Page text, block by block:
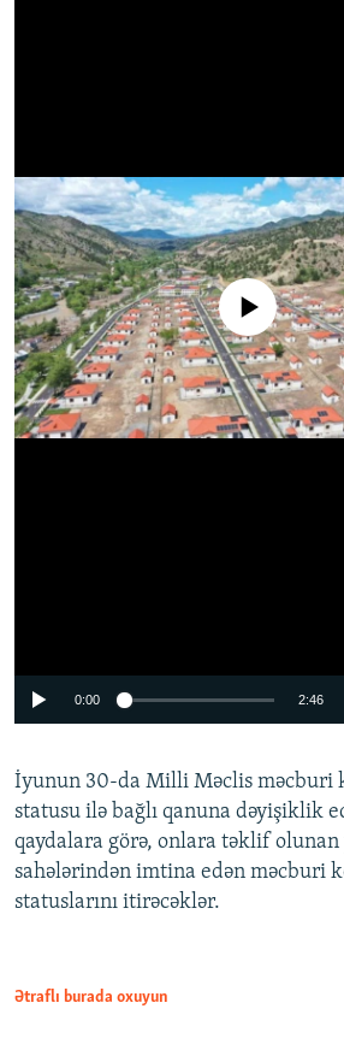
No media source currently
0:00 2:46
İyunun 30-da Milli Məclis məcburi
statusu ilə bağlı qanuna dəyişiklik
qaydalara görə, onlara təklif olunan
sahələrindən imtina edən məcburi
statuslarını itirəcəklər.
Ətraflı burada oxuyun